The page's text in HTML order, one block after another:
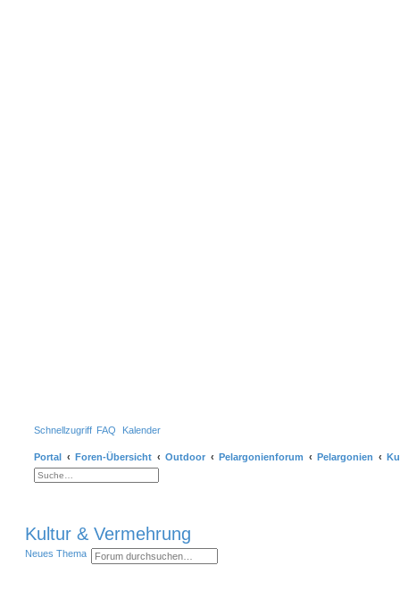
Schnellzugriff FAQ Kalender
Portal Foren-Übersicht Outdoor Pelargonienforum Pelargonien
t
e
r
t
Kultur & Vermehrung
Neues Thema S
u
E
r